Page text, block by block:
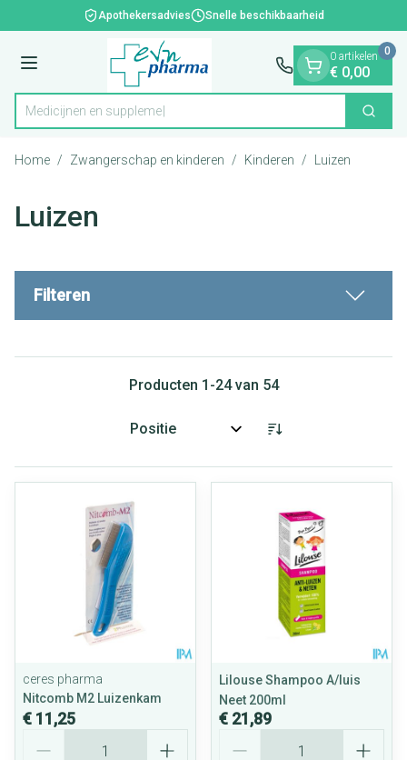
Ga naar de inhoudApothekersadvies Snelle beschikbaarheid
Menu
Product, merk, categorie...
Me Zoek
0 artikelen
€ 0,00
0
Home / Zwangerschap en kinderen / Kinderen / Luizen
Luizen
Filteren
Producten 1 -24van 54
Sorteer op:
ceres pharma
Nitcomb M2 Luizenkam
€ 11,25
Lilouse Shampoo A/luis
Neet 200ml
€ 21,89